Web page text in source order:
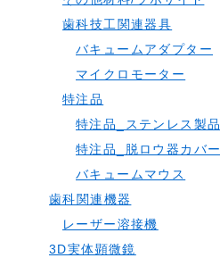
歯科技工関連器具
バキュームアダプター
マイクロモーター
特注品
特注品_ステンレス製品
特注品_脱ロウ器カバー
バキュームマウス
歯科関連機器
レーザー溶接機
3D実体顕微鏡